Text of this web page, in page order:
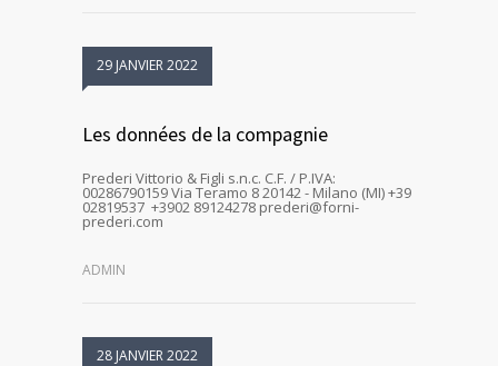
29 JANVIER 2022
Les données de la compagnie
Prederi Vittorio & Figli s.n.c. C.F. / P.IVA:
00286790159 Via Teramo 8 20142 - Milano (MI) +39
02819537 +3902 89124278 prederi@forni-
prederi.com
ADMIN
28 JANVIER 2022